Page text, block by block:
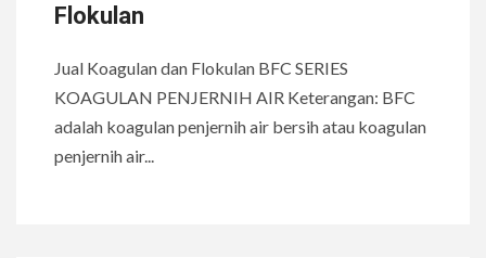
Flokulan
Jual Koagulan dan Flokulan BFC SERIES
KOAGULAN PENJERNIH AIR Keterangan: BFC
adalah koagulan penjernih air bersih atau koagulan
penjernih air...